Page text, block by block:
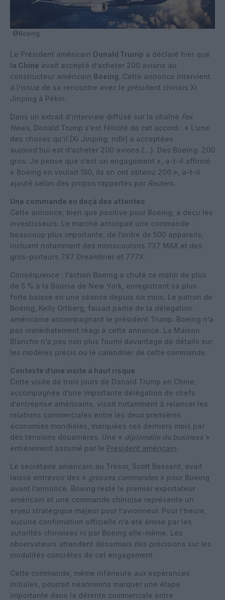
@Boeing
Le Président américain Donald Trump a déclaré hier que
la Chine avait accepté d’acheter 200 avions au
constructeur américain Boeing. Cette annonce intervient
à l’issue de sa rencontre avec le président chinois Xi
Jinping à Pékin.
Dans un extrait d’interview diffusé sur la chaîne Fox
News , Donald Trump s’est félicité de cet accord : « L’une
des choses qu’il [Xi Jinping, ndlr] a acceptées
aujourd’hui est d’acheter 200 avions (…). Des Boeing. 200
gros. Je pense que c’est un engagement », a-t-il affirmé.
« Boeing en voulait 150, ils en ont obtenu 200 », a-t-il
ajouté selon des propos rapportés par Reuters.
Une commande en deçà des attentes
Cette annonce, bien que positive pour Boeing, a déçu les
investisseurs. Le marché anticipait une commande
beaucoup plus importante, de l’ordre de 500 appareils,
incluant notamment des monocouloirs 737 MAX et des
gros-porteurs 787 Dreamliner et 777X.
Conséquence : l’action Boeing a chuté ce matin de plus
de 5 % à la Bourse de New York, enregistrant sa plus
forte baisse en une séance depuis six mois. Le patron de
Boeing, Kelly Ortberg, faisait partie de la délégation
américaine accompagnant le président Trump. Boeing n’a
pas immédiatement réagi à cette annonce. La Maison
Blanche n’a pas non plus fourni davantage de détails sur
les modèles précis ou le calendrier de cette commande.
Contexte d’une visite à haut risque
Cette visite de trois jours de Donald Trump en Chine,
accompagnée d’une importante délégation de chefs
d’entreprise américains, visait notamment à relancer les
relations commerciales entre les deux premières
économies mondiales, marquées ces derniers mois par
des tensions douanières. Une « diplomatie du business »
entièrement assumé par le Président américain.
Le secrétaire américain au Trésor, Scott Bessent, avait
laissé entrevoir des « grosses commandes » pour Boeing
avant l’annonce. Boeing reste le premier exportateur
américain et une commande chinoise représente un
enjeu stratégique majeur pour l’avionneur. Pour l’heure,
aucune confirmation officielle n’a été émise par les
autorités chinoises ni par Boeing elle-même. Les
observateurs attendent désormais des précisions sur les
modalités concrètes de cet engagement.
Cette commande, même inférieure aux espérances
initiales, pourrait néanmoins marquer une étape
importante dans la détente commerciale entre